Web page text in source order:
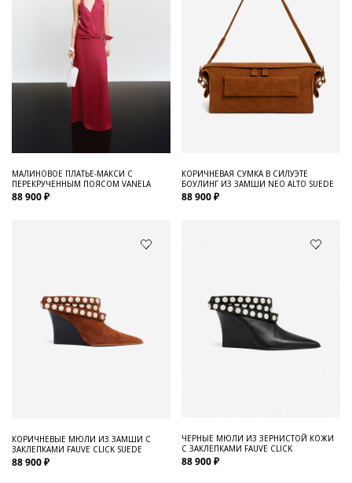
МАЛИНОВОЕ ПЛАТЬЕ-МАКСИ С
ПЕРЕКРУЧЕННЫМ ПОЯСОМ VANELA
88 900 ₽
КОРИЧНЕВАЯ СУМКА В СИЛУЭТЕ
БОУЛИНГ ИЗ ЗАМШИ NEO ALTO SUEDE
88 900 ₽
КОРИЧНЕВЫЕ МЮЛИ ИЗ ЗАМШИ С
ЗАКЛЕПКАМИ FAUVE CLICK SUEDE
88 900 ₽
ЧЕРНЫЕ МЮЛИ ИЗ ЗЕРНИСТОЙ КОЖИ
С ЗАКЛЕПКАМИ FAUVE CLICK
88 900 ₽